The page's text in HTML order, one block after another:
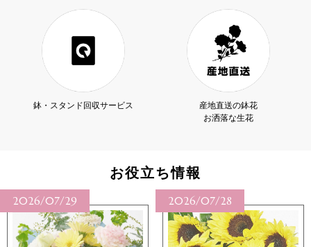
鉢・スタンド回収サービス
産地直送の鉢花
お洒落な生花
お役立ち情報